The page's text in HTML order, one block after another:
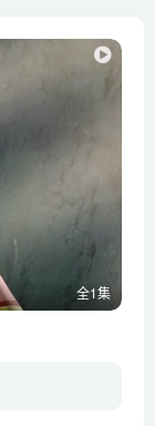
全1集